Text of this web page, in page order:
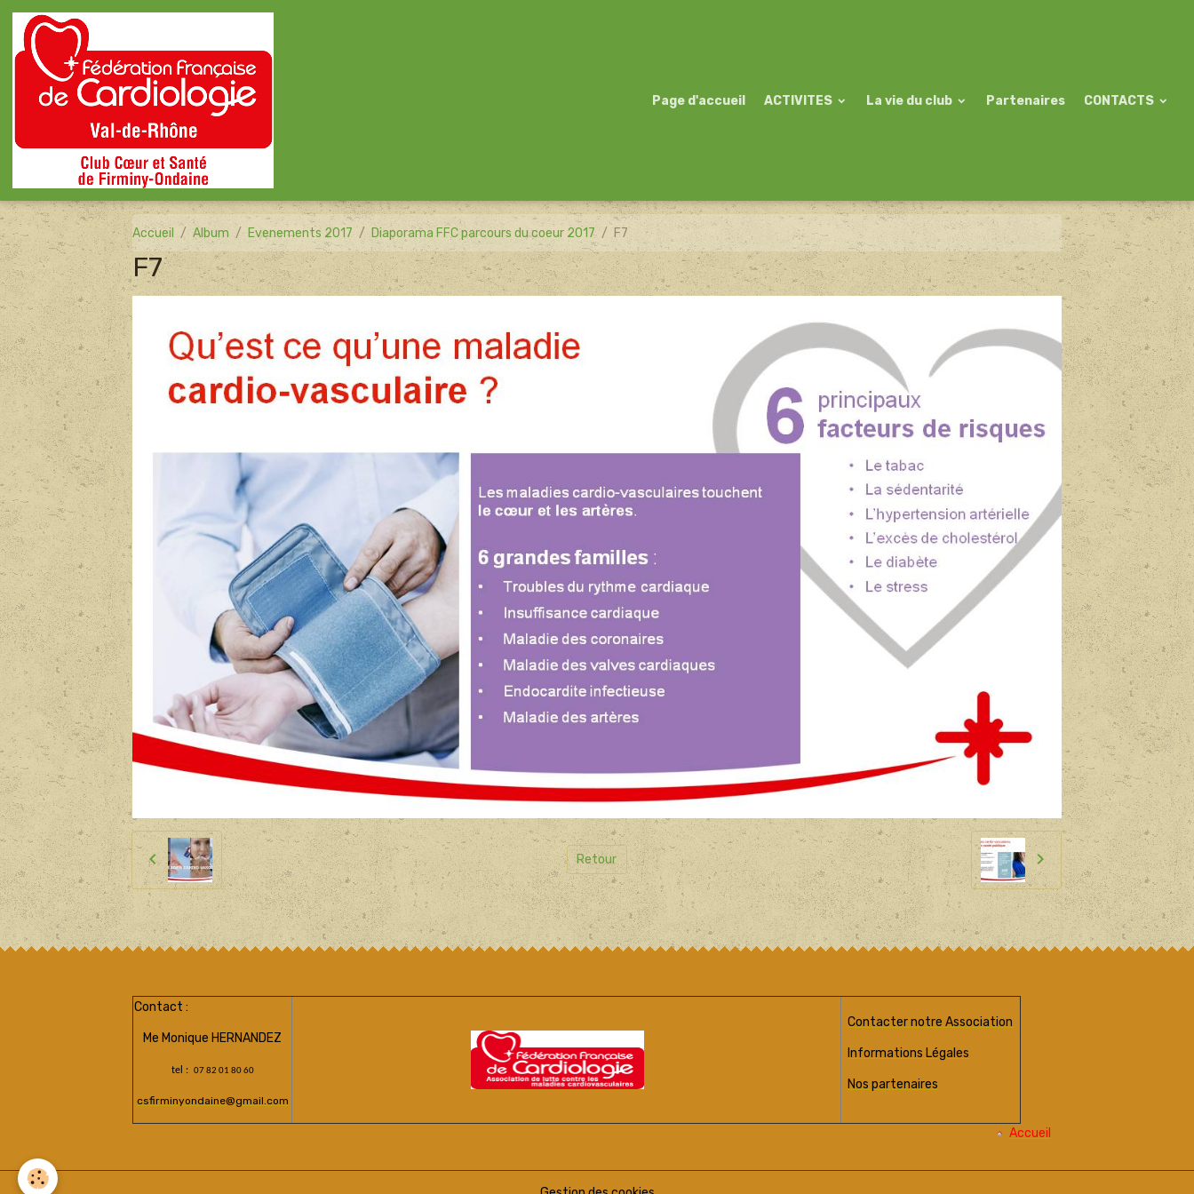
Page d'accueil ACTIVITES La vie du club Partenaires CONTACTS
Accueil Album Evenements 2017 Diaporama FFC parcours du coeur 2017 F7
F7
Retour
Contact :
Me Monique HERNANDEZ
tel : 07 82 01 80 60
csfirminyondaine@gmail.com
Contacter notre Association
Informations Légales
Nos partenaires
Accueil